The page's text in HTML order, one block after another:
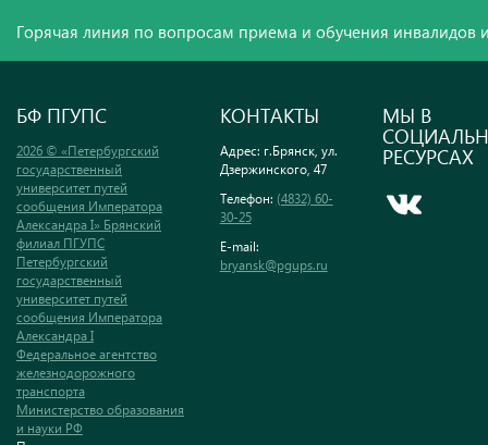
Горячая линия по вопросам приема и обучения инвалидов
БФ ПГУПС
2026 © «Петербургский
государственный
университет путей
сообщения Императора
Александра I» Брянский
филиал ПГУПС
Петербургский
государственный
университет путей
сообщения Императора
Александра I
Федеральное агентство
железнодорожного
транспорта
Министерство образования
и науки РФ
КОНТАКТЫ
Адрес: г.Брянск, ул.
Дзержинского, 47
Телефон: (4832) 60-
30-25
E-mail:
bryansk@pgups.ru
МЫ В
РЕСУРСАХ